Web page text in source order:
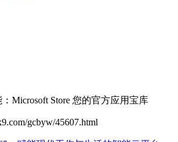
Microsoft Store 您的官方应用宝库
gcbyw/45607.html